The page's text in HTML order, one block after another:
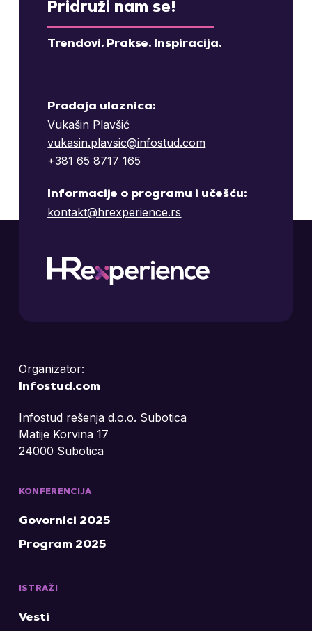
Pridruži nam se!
Trendovi. Prakse. Inspiracija.
Prodaja ulaznica:
Vukašin Plavšić
vukasin.plavsic@infostud.com
+381 65 8717 165
Informacije o programu i učešću:
kontakt@hrexperience.rs
Organizator:
Infostud.com
Infostud rešenja d.o.o. Subotica
Matije Korvina 17
24000 Subotica
KONFERENCIJA
Govornici 2025
Program 2025
ISTRAŽI
Vesti